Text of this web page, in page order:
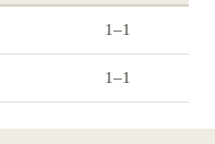
1–1
1–1